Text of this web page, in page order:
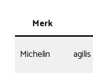
Merk
Michelin